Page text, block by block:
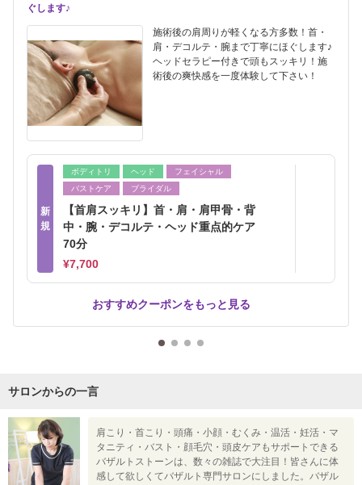
ぐします♪
施術後の肩周りが軽くなる方多数！首・
肩・デコルテ・腕まで丁寧にほぐします♪
ヘッドセラピー付きで頭もスッキリ！施
術後の爽快感を一度体験して下さい！
新
規
ボディトリ ヘッド
フェイシャル
バストケア
ブライダル
【首肩スッキリ】首・肩・肩甲骨・背
中・腕・デコルテ・ヘッド重点的ケア
70分
¥7,700
おすすめクーポンをもっと見る
サロンからの一言
肩こり・首こり・頭痛・小顔・むくみ・温活・妊活・マ
タニティ・バスト・顔毛穴・頭皮ケアもサポートできる
バザルトストーンは、数々の雑誌で大注目！皆さんに体
感して欲しくてバザルト専門サロンにしました。バザル